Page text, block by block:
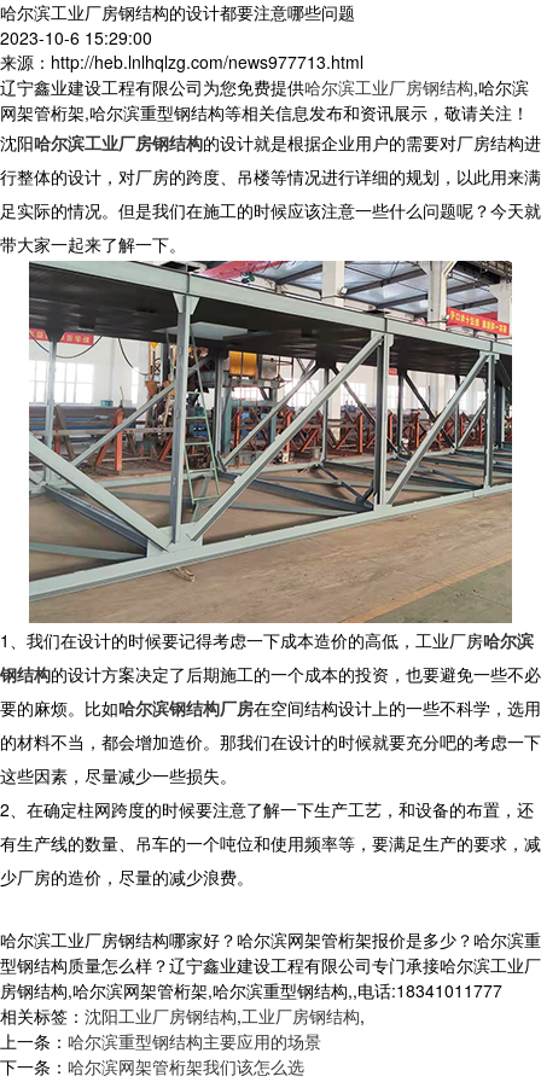
哈尔滨工业厂房钢结构的设计都要注意哪些问题
2023-10-6 15:29:00
来源：http://heb.lnlhqlzg.com/news977713.html
辽宁鑫业建设工程有限公司为您免费提供哈尔滨工业厂房钢结构,哈尔滨
网架管桁架,哈尔滨重型钢结构等相关信息发布和资讯展示，敬请关注！
沈阳哈尔滨工业厂房钢结构的设计就是根据企业用户的需要对厂房结构进
行整体的设计，对厂房的跨度、吊楼等情况进行详细的规划，以此用来满
足实际的情况。但是我们在施工的时候应该注意一些什么问题呢？今天就
带大家一起来了解一下。
1、我们在设计的时候要记得考虑一下成本造价的高低，工业厂房哈尔滨
钢结构的设计方案决定了后期施工的一个成本的投资，也要避免一些不必
要的麻烦。比如哈尔滨钢结构厂房在空间结构设计上的一些不科学，选用
的材料不当，都会增加造价。那我们在设计的时候就要充分吧的考虑一下
这些因素，尽量减少一些损失。
2、在确定柱网跨度的时候要注意了解一下生产工艺，和设备的布置，还
有生产线的数量、吊车的一个吨位和使用频率等，要满足生产的要求，减
少厂房的造价，尽量的减少浪费。
哈尔滨工业厂房钢结构哪家好？哈尔滨网架管桁架报价是多少？哈尔滨重
型钢结构质量怎么样？辽宁鑫业建设工程有限公司专门承接哈尔滨工业厂
房钢结构,哈尔滨网架管桁架,哈尔滨重型钢结构,,电话:18341011777
相关标签： 沈阳工业厂房钢结构,工业厂房钢结构,
上一条： 哈尔滨重型钢结构主要应用的场景
下一条： 哈尔滨网架管桁架我们该怎么选